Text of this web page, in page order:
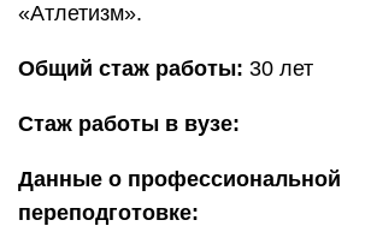
«Атлетизм».
Общий стаж работы: 30 лет
Стаж работы в вузе:
Данные о профессиональной
переподготовке: